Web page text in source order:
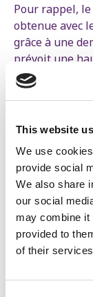
This website
We use
provide social
We also share
our social
may combine it
provided to
of their
Pour rappel,
obtenue avec
grâce à une
prévoit une
supérieur
la charge de
Depuis, la
enseignants
mouvement
nombreuses
révolution des
assemblées,
détermination